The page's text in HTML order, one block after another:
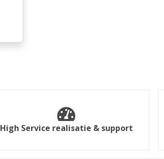
High Service realisatie & support